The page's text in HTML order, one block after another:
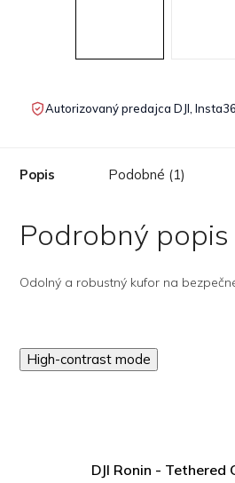
Autorizovaný predajca DJI,
Popis Podobné (1)
Podrobný popis
Odolný a robustný kufor na
High-contrast mode
DJI Ronin - Tethered